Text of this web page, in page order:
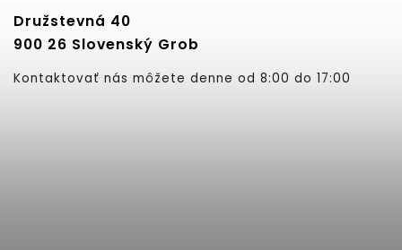
Družstevná 40
900 26 Slovenský Grob
Kontaktovať nás môžete denne od 8:00 do 17:00